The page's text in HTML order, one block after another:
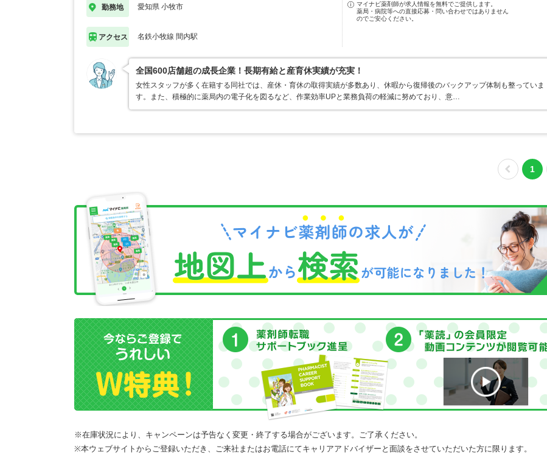
勤務地 愛知県 小牧市
アクセス 名鉄小牧線 間内駅
マイナビ薬剤師が求人情報を無料でご提供します。
薬局・病院等への直接応募・問い合わせではありません
のでご安心ください。
全国600店舗超の成長企業！長期有給と産育休実績が充実！
女性スタッフが多く在籍する同社では、産休・育休の取得実績が多数あり、休暇から復帰後のバックアップ体制も整っていま
す。また、積極的に薬局内の電子化を図るなど、作業効率UPと業務負荷の軽減に努めており、意…
1
※在庫状況により、キャンペーンは予告なく変更・終了する場合がございます。ご了承ください。
※本ウェブサイトからご登録いただき、ご来社またはお電話にてキャリアアドバイザーと面談をさせていただいた方に限ります。